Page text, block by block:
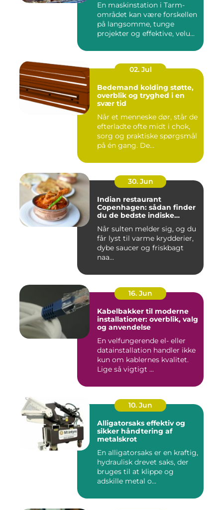
En maskinstation i Tarm-
området kan være forskellen
på langsomme, tunge
projekter og effektive, velu...
02. Jul
Bedemand kolding støtte,
overblik og tryghed i en
svær tid
Når et menneske dør, står de
efterladte ofte midt i chok,
sorg og praktiske spørgsmål
på én gang. De...
30. Jun
Indian restaurant
Copenhagen: sådan finder
du de bedste indiske
Når sulten melder sig, og du
får lyst til varme krydderier,
dybe saucer og friskbagt
naa...
16. Jun
Kabelbakker til moderne
installationer: overblik, valg
og anvendelse
En velfungerende el- eller
datainstallation handler ikke
kun om kablernes kvalitet.
Lige så vigtigt ...
10. Jun
Alligatorsaks effektiv og
sikker håndtering af
metalskrot
En alligatorsaks er en kraftig,
hydraulisk drevet saks, der
bruges til at klippe og
adskille metal o...